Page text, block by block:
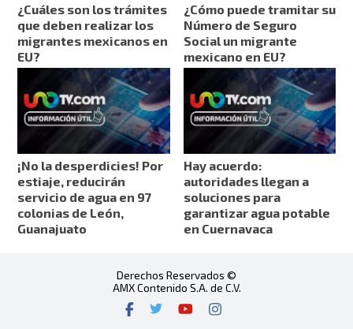
¿Cuáles son los trámites
que deben realizar los
migrantes mexicanos en
EU?
¿Cómo puede tramitar su
Número de Seguro
Social un migrante
mexicano en EU?
¡No la desperdicies! Por
estiaje, reducirán
servicio de agua en 97
colonias de León,
Guanajuato
Hay acuerdo:
autoridades llegan a
soluciones para
garantizar agua potable
en Cuernavaca
Derechos Reservados ©
AMX Contenido S.A. de C.V.